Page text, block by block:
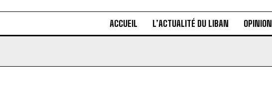
ACCUEIL L’ACTUALITÉ DU LIBAN OPINION